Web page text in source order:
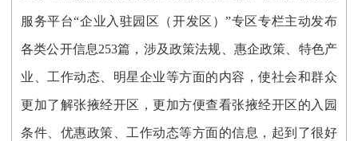
服务平台“企业入驻园区（开发区）”专区专栏主动发布
各类公开信息253篇，涉及政策法规、惠企政策、特色产
业、工作动态、明星企业等方面的内容，使社会和群众
更加了解张掖经开区，更加方便查看张掖经开区的入园
条件、优惠政策、工作动态等方面的信息，起到了很好